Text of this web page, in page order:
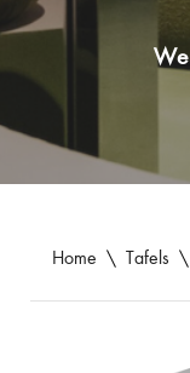
We
Home \ Tafels \